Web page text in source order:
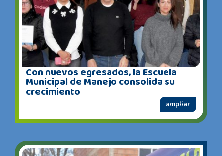
Con nuevos egresados, la Escuela
Municipal de Manejo consolida su
crecimiento
ampliar